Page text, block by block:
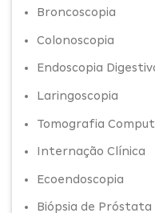
Broncoscopia
Colonoscopia
Endoscopia
Laringoscopia
Tomografia
Internação Clínica
Ecoendoscopia
Biópsia de Próstata